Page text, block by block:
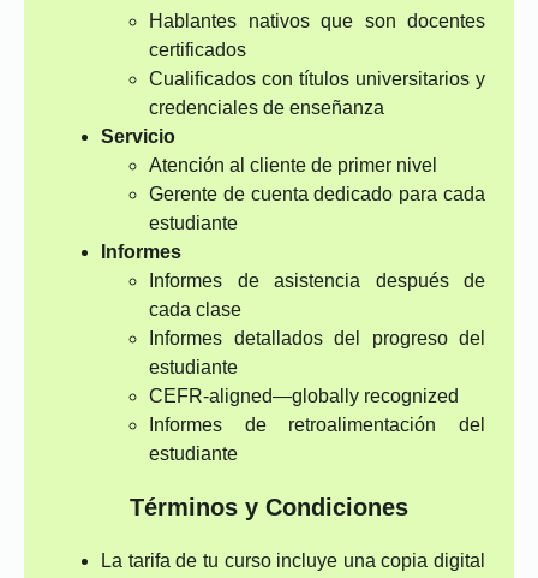
Hablantes nativos que son docentes
certificados
Cualificados con títulos universitarios y
credenciales de enseñanza
Servicio
Atención al cliente de primer nivel
Gerente de cuenta dedicado para cada
estudiante
Informes
Informes de asistencia después de
cada clase
Informes detallados del progreso del
estudiante
CEFR-aligned—globally recognized
Informes de retroalimentación del
estudiante
Términos y Condiciones
La tarifa de tu curso incluye una copia digital